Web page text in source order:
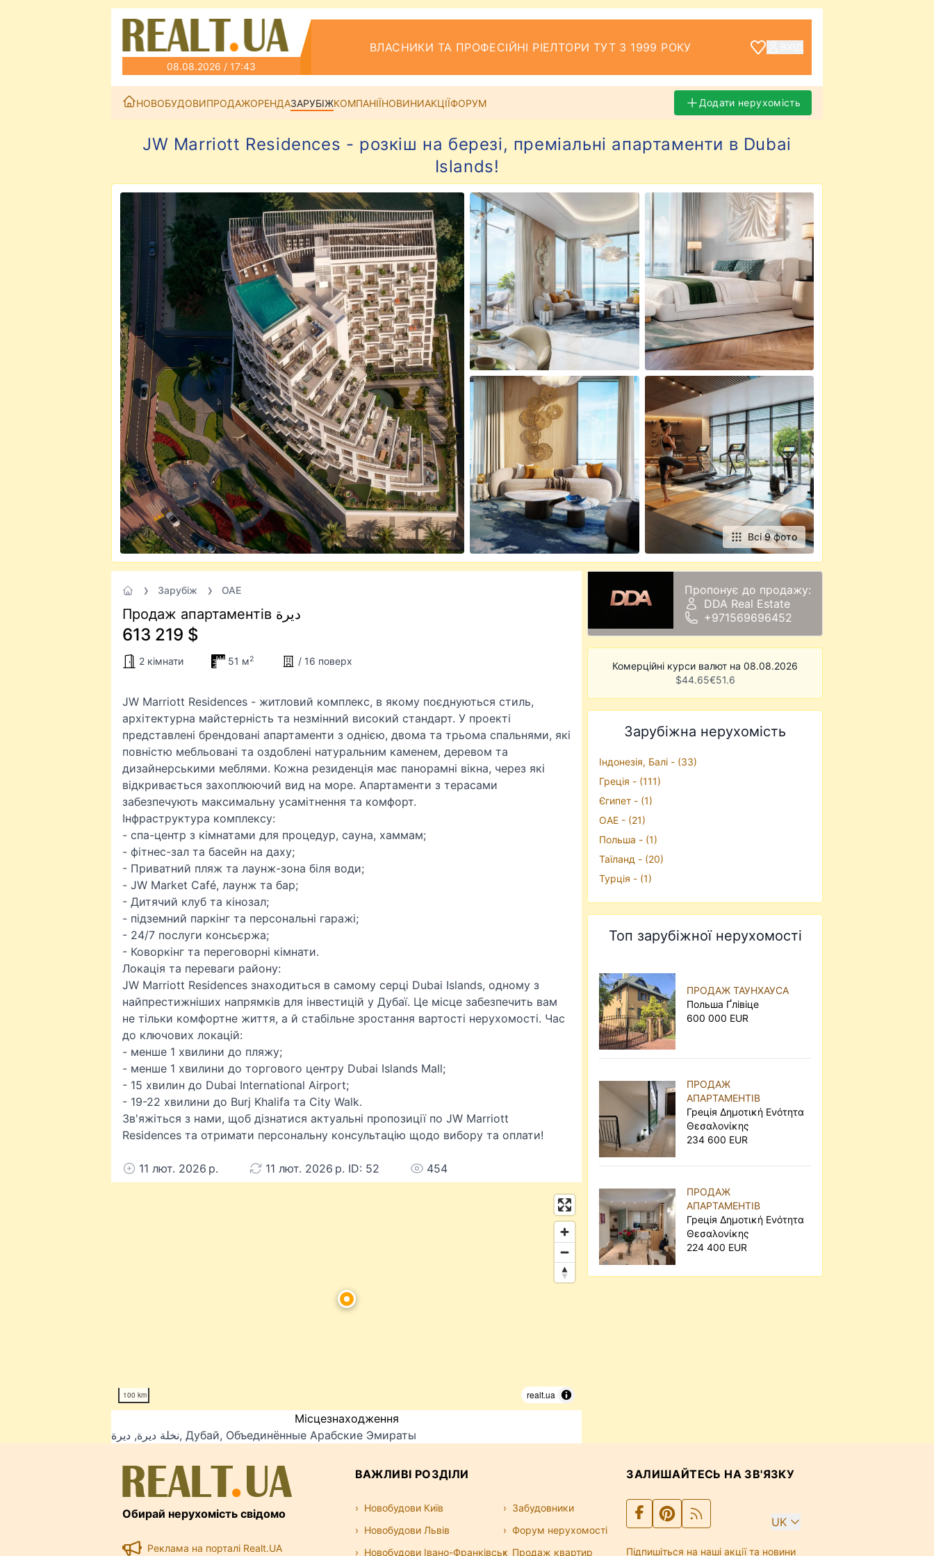
08.08.2026 / 17:43
ВЛАСНИКИ ТА ПРОФЕСІЙНІ РІЕЛТОРИ ТУТ З 1999 РОКУ
НОВОБУДОВИПРОДАЖОРЕНДАЗАРУБІЖКОМПАНІЇНОВИНИАКЦІЇФОРУМ Додати нерухомість
JW Marriott Residences - розкіш на березі, преміальні апартаменти в Dubai
Islands!
Всі 9 фото
Зарубіж ОАЕ
Продаж апартаментів ديرة
613 219 $
2 кімнати 51 м2 / 16 поверх
JW Marriott Residences - житловий комплекс, в якому поєднуються стиль,
архітектурна майстерність та незмінний високий стандарт. У проекті
представлені брендовані апартаменти з однією, двома та трьома спальнями, які
повністю мебльовані та оздоблені натуральним каменем, деревом та
дизайнерськими меблями. Кожна резиденція має панорамні вікна, через які
відкривається захоплюючий вид на море. Апартаменти з терасами
забезпечують максимальну усамітнення та комфорт.
Інфраструктура комплексу:
- спа-центр з кімнатами для процедур, сауна, хаммам;
- фітнес-зал та басейн на даху;
- Приватний пляж та лаунж-зона біля води;
- JW Market Café, лаунж та бар;
- Дитячий клуб та кінозал;
- підземний паркінг та персональні гаражі;
- 24/7 послуги консьєржа;
- Коворкінг та переговорні кімнати.
Локація та переваги району:
JW Marriott Residences знаходиться в самому серці Dubai Islands, одному з
найпрестижніших напрямків для інвестицій у Дубаї. Це місце забезпечить вам
не тільки комфортне життя, а й стабільне зростання вартості нерухомості. Час
до ключових локацій:
- менше 1 хвилини до пляжу;
- менше 1 хвилини до торгового центру Dubai Islands Mall;
- 15 хвилин до Dubai International Airport;
- 19-22 хвилини до Burj Khalifa та City Walk.
Зв'яжіться з нами, щоб дізнатися актуальні пропозиції по JW Marriott
Residences та отримати персональну консультацію щодо вибору та оплати!
11 лют. 2026 р. 11 лют. 2026 р. ID: 52 454
100 km realt.ua
Місцезнаходження
نخلة ديرة, ديرة, Дубай, Объединённые Арабские Эмираты
Пропонує до продажу:
DDA Real Estate
+971569696452
Комерційні курси валют на 08.08.2026
$44.65€51.6
Зарубіжна нерухомість
Iндонезiя, Балі - (33)
Грецiя - (111)
Єгипет - (1)
ОАЕ - (21)
Польша - (1)
Таїланд - (20)
Турцiя - (1)
Топ зарубіжної нерухомості
ПРОДАЖ ТАУНХАУСА
Польша Ґлівіце
600 000 EUR
ПРОДАЖ
АПАРТАМЕНТІВ
Грецiя Δημοτική Ενότητα
Θεσαλονίκης
234 600 EUR
ПРОДАЖ
АПАРТАМЕНТІВ
Грецiя Δημοτική Ενότητα
Θεσαλονίκης
224 400 EUR
Обирай нерухомість свідомо
Реклама на порталі Realt.UA
ВАЖЛИВІ РОЗДІЛИ
Новобудови Київ
Новобудови Львів
Новобудови Івано-Франківськ
Забудовники
Форум нерухомості
Продаж квартир
ЗАЛИШАЙТЕСЬ НА ЗВ'ЯЗКУ
UK
Підпишіться на наші акції та новини